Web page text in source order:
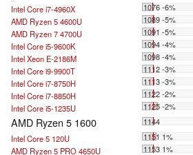
Intel Core i7-4960X
1076 -6%
AMD Ryzen 5 4600U
1089 -5%
AMD Ryzen 7 4700U
1091 -5%
Intel Core i5-9600K
1094 -4%
Intel Xeon E-2186M
1098 -4%
Intel Core i9-9900T
1112 -3%
Intel Core i7-8750H
1113 -3%
Intel Core i7-8850H
1122 -2%
Intel Core i5-1235U
1125 -2%
AMD Ryzen 5 1600
1144
Intel Core 5 120U
1151 1%
AMD Ryzen 5 PRO 4650U
1153 1%